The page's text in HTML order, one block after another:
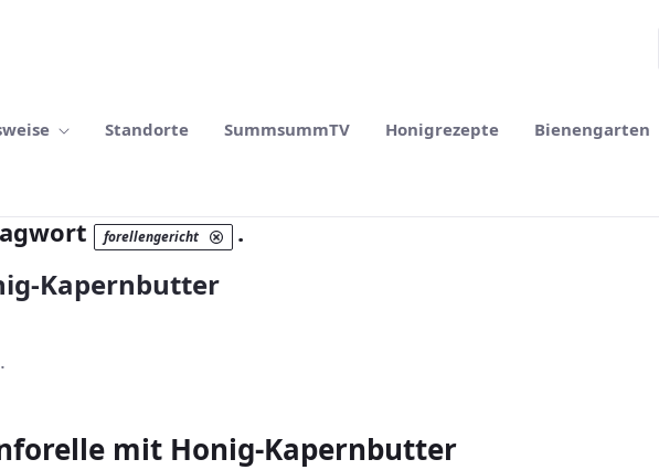
Standorte SummsummTV Honigrezepte Bienengarten
forellengericht .
Kapernbutter
mit Honig-Kapernbutter